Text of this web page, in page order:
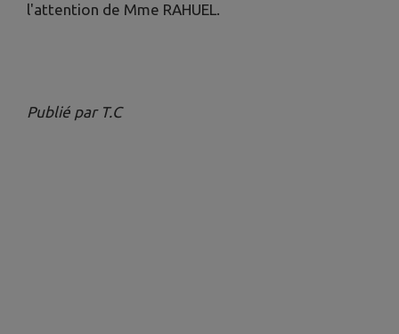
l'attention de Mme RAHUEL.
Publié par T.C